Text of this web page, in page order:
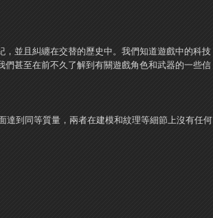
並且糾纏在交替的歷史中。我們知道遊戲中的科技
們甚至在前不久了解到有關遊戲角色和武器的一些信
達到同等質量，兩者在建模和紋理等細節上沒有任何